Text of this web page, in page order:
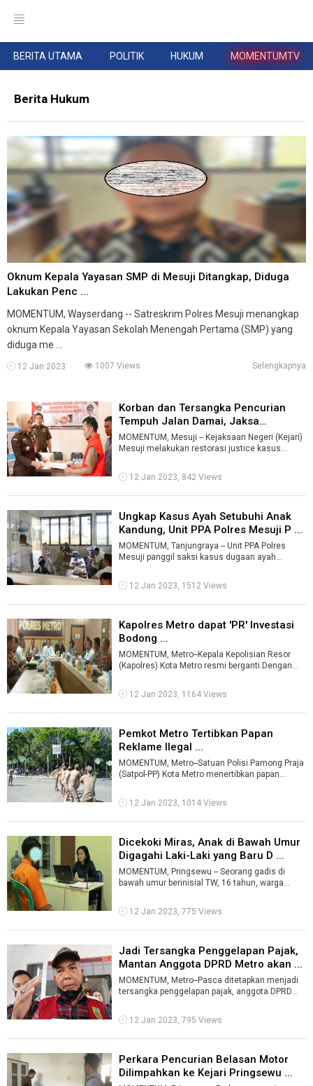
BERITA UTAMA POLITIK HUKUM MOMENTUMTV
Berita Hukum
Oknum Kepala Yayasan SMP di Mesuji Ditangkap, Diduga
Lakukan Penc ...
MOMENTUM, Wayserdang -- Satreskrim Polres Mesuji menangkap
oknum Kepala Yayasan Sekolah Menengah Pertama (SMP) yang
diduga me ...
12 Jan 2023 1007 Views Selengkapnya
Korban dan Tersangka Pencurian
Tempuh Jalan Damai, Jaksa
Hentikan ...
MOMENTUM, Mesuji -- Kejaksaan Negeri (Kejari)
Mesuji melakukan restorasi justice kasus
12 Jan 2023, 842 Views
Ungkap Kasus Ayah Setubuhi Anak
Kandung, Unit PPA Polres Mesuji P ...
MOMENTUM, Tanjungraya -- Unit PPA Polres
Mesuji panggil saksi kasus dugaan ayah
2022 d ...
12 Jan 2023, 1512 Views
Kapolres Metro dapat 'PR' Investasi
Bodong ...
MOMENTUM, Metro--Kepala Kepolisian Resor
(Kapolres) Kota Metro resmi berganti.Dengan
12 Jan 2023, 1164 Views
Pemkot Metro Tertibkan Papan
Reklame Ilegal ...
MOMENTUM, Metro--Satuan Polisi Pamong Praja
(Satpol-PP) Kota Metro menertibkan papan
12 Jan 2023, 1014 Views
Dicekoki Miras, Anak di Bawah Umur
Digagahi Laki-Laki yang Baru D ...
MOMENTUM, Pringsewu -- Seorang gadis di
bawah umur berinisial TW, 16 tahun, warga
me ...
12 Jan 2023, 775 Views
Jadi Tersangka Penggelapan Pajak,
Mantan Anggota DPRD Metro akan ...
MOMENTUM, Metro--Pasca ditetapkan menjadi
tersangka penggelapan pajak, anggota DPRD
12 Jan 2023, 795 Views
Perkara Pencurian Belasan Motor
Dilimpahkan ke Kejari Pringsewu ...